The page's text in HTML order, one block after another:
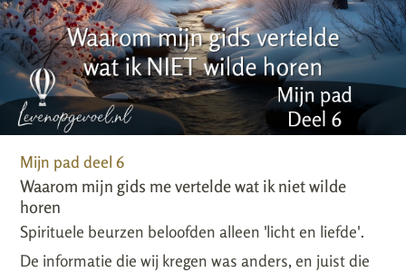
Mijn pad deel 6
Waarom mijn gids me vertelde wat ik niet wilde
horen
Spirituele beurzen beloofden alleen 'licht en liefde'.
De informatie die wij kregen was anders, en juist die